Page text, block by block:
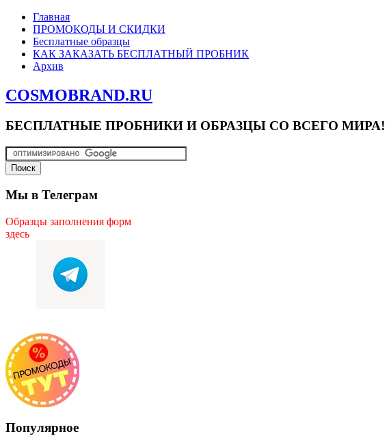
Главная
ПРОМОКОДЫ И СКИДКИ
Бесплатные образцы
КАК ЗАКАЗАТЬ БЕСПЛАТНЫЙ ПРОБНИК
Архив
COSMOBRAND.RU
БЕСПЛАТНЫЕ ПРОБНИКИ И ОБРАЗЦЫ СО ВСЕГО МИРА!
Мы в Телеграм
Образцы заполнения форм
здесь
Популярное